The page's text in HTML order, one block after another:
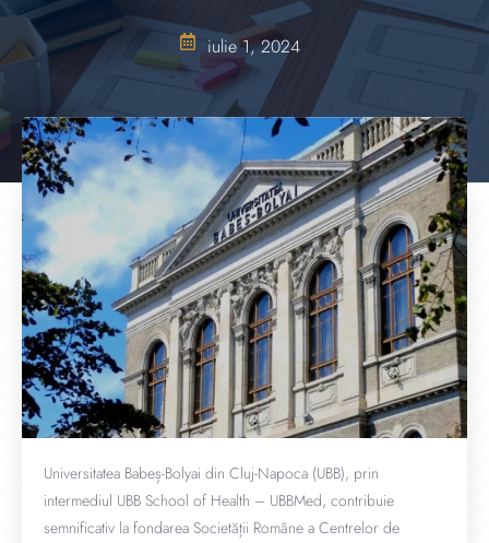
iulie 1, 2024
Universitatea Babeș-Bolyai din Cluj-Napoca (UBB), prin
intermediul UBB School of Health – UBBMed, contribuie
semnificativ la fondarea Societății Române a Centrelor de